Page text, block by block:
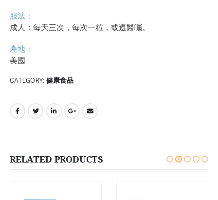
服法：
成人：每天三次，每次一粒，或遵醫囑。
產地：
美國
CATEGORY: 健康食品
RELATED PRODUCTS